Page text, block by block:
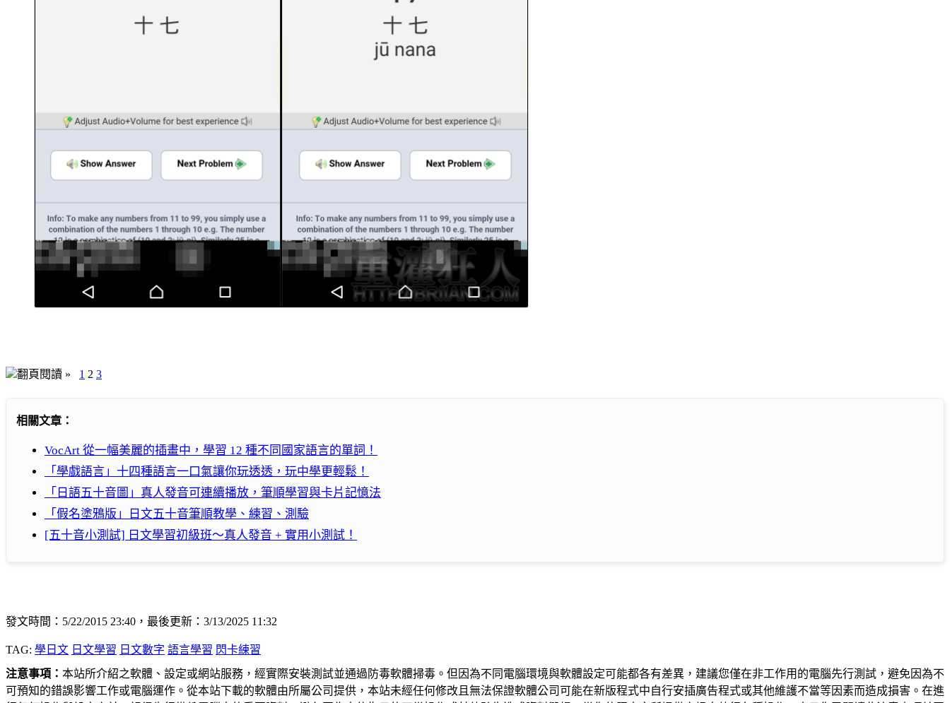
翻頁閱讀 » 1 2 3
相關文章：
VocArt 從一幅美麗的插畫中，學習 12 種不同國家語言的單詞！
「學戲語言」十四種語言一口氣讓你玩透透，玩中學更輕鬆！
「日語五十音圖」真人發音可連續播放，筆順學習與卡片記憶法
「假名塗鴉版」日文五十音筆順教學、練習、測驗
[五十音小測試] 日文學習初級班～真人發音 + 實用小測試！
發文時間：5/22/2015 23:40，最後更新：3/13/2025 11:32
TAG: 學日文 日文學習 日文數字 語言學習 閃卡練習
注意事項： 本站所介紹之軟體、設定或網站服務，經實際安裝測試並通過防毒軟體掃毒。但因為不同電腦環境與軟體設定可能都各有差異，建議您僅在非工作用的電腦先行測試，避免因為不
可預知的錯誤影響工作或電腦運作。從本站下載的軟體由所屬公司提供，本站未經任何修改且無法保證軟體公司可能在新版程式中自行安插廣告程式或其他維護不當等因素而造成損害。在進